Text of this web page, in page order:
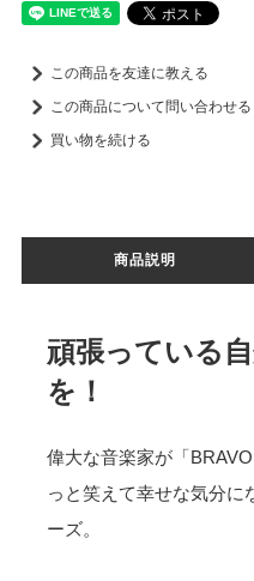
この商品を友達に教える
この商品について問い合わせる
買い物を続ける
商品説明
頑張っている自
を！
偉大な音楽家が「
っと笑えて幸せな気分に
ーズ。